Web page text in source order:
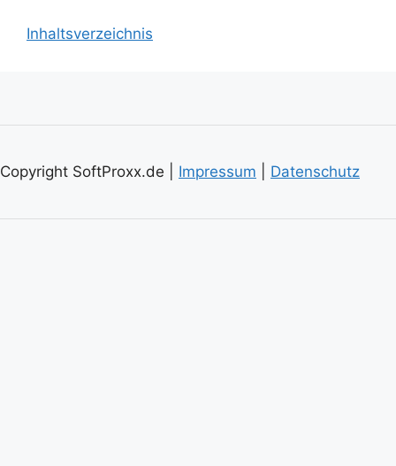
Inhaltsverzeichnis
Copyright SoftProxx.de | Impressum Datenschutz